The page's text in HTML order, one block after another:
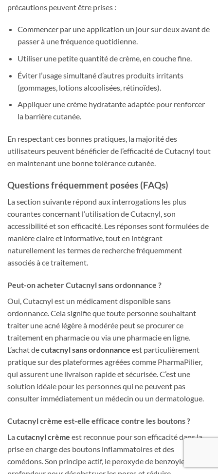
précautions peuvent être prises :
Commencer par une application un jour sur deux avant de
passer à une fréquence quotidienne.
Utiliser une petite quantité de crème, en couche fine.
Éviter l’usage simultané d’autres produits irritants
(gommages, lotions alcoolisées, rétinoïdes).
Appliquer une crème hydratante adaptée pour renforcer
la barrière cutanée.
En respectant ces bonnes pratiques, la majorité des
utilisateurs peuvent bénéficier de l’efficacité de Cutacnyl tout
en maintenant une bonne tolérance cutanée.
Questions fréquemment posées (FAQs)
La section suivante répond aux interrogations les plus
courantes concernant l’utilisation de Cutacnyl, son
accessibilité et son efficacité. Les réponses sont formulées de
manière claire et informative, tout en intégrant
naturellement les termes de recherche fréquemment
associés à ce traitement.
Peut-on acheter Cutacnyl sans ordonnance ?
Oui, Cutacnyl est un médicament disponible sans
ordonnance. Cela signifie que toute personne souhaitant
traiter une acné légère à modérée peut se procurer ce
traitement en pharmacie ou via une pharmacie en ligne.
L’achat decutacnyl sans ordonnance est particulièrement
pratique sur des plateformes agréées comme PharmaPilier,
qui assurent une livraison rapide et sécurisée. C’est une
solution idéale pour les personnes qui ne peuvent pas
consulter immédiatement un médecin ou un dermatologue.
Cutacnyl crème est-elle efficace contre les boutons ?
La cutacnyl crème est reconnue pour son efficacité dans la
prise en charge des boutons inflammatoires et des
comédons. Son principe actif, le peroxyde de benzoyle, agit en